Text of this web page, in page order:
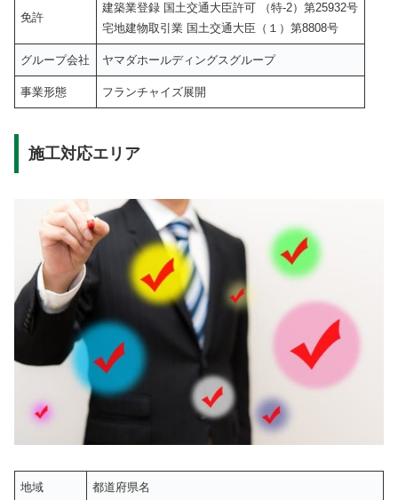
免許
建築業登録 国土交通大臣許可 （特-2）第25932号
宅地建物取引業 国土交通大臣（１）第8808号
グループ会社 ヤマダホールディングスグループ
事業形態 フランチャイズ展開
施工対応エリア
地域 都道府県名